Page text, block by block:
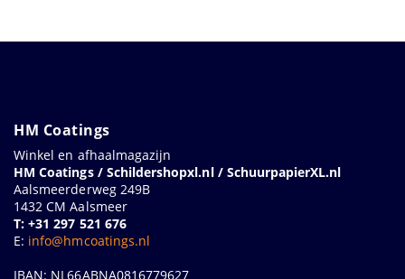
HM Coatings
Winkel en afhaalmagazijn
HM Coatings / Schildershopxl.nl / SchuurpapierXL.nl
Aalsmeerderweg 249B
1432 CM Aalsmeer
T: +31 297 521 676
E: info@hmcoatings.nl
IBAN: NL66ABNA0816779627